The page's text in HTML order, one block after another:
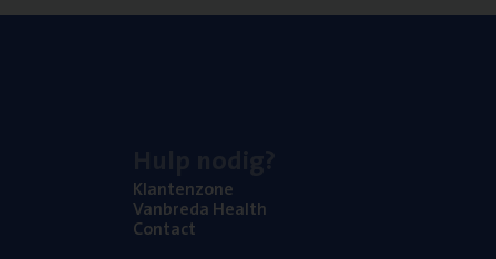
Klan­ten­zo­ne
Van­b­re­da Health
Con­tact